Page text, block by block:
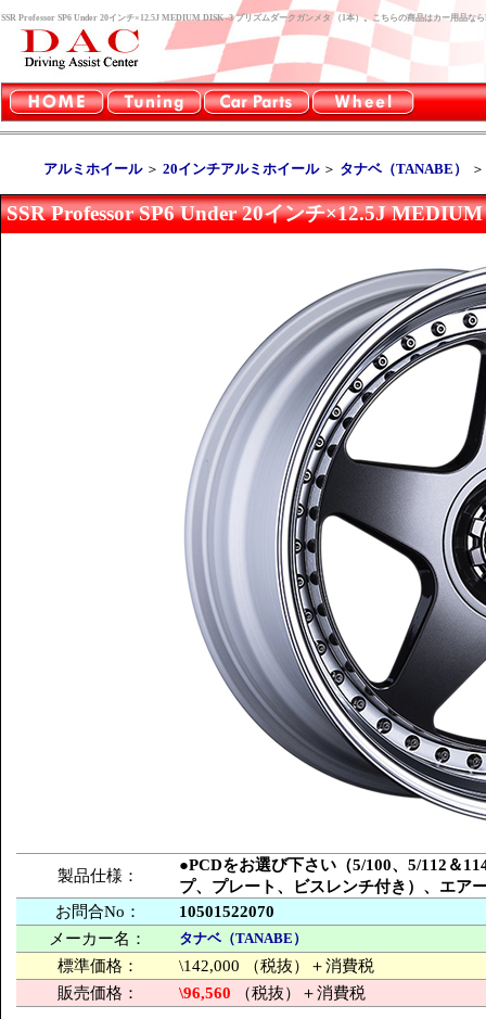
SSR Professor SP6 Under 20インチ×12.5J MEDIUM DISK -3 プリズムダークガンメタ （1本）。こちらの商品はカー用品な
アルミホイール＞ 20インチアルミホイール＞ タナベ（TANABE）
SSR Professor SP6 Under 20インチ×12.5J
製品仕様：
●PCDをお選び下さい（5/100、5/112＆
プ、プレート、ビスレンチ付き）、エア
お問合No：
10501522070
メーカー名：
タナベ（TANABE）
標準価格：
\142,000 （税抜）＋消費税
販売価格：
\96,560 （税抜）＋消費税